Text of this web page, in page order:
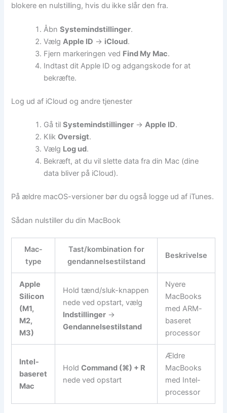
blokere en nulstilling, hvis du ikke slår den fra.
ÅbnSystemindstillinger.
VælgApple ID → iCloud.
Fjern markeringen ved Find My Mac.
Indtast dit Apple ID og adgangskode for at
bekræfte.
Log ud af iCloud og andre tjenester
Gå tilSystemindstillinger →Apple ID.
KlikOversigt.
Vælg Log ud.
Bekræft, at du vil slette data fra din Mac (dine
data bliver på iCloud).
På ældre macOS-versioner bør du også logge ud af iTunes.
Sådan nulstiller du din MacBook
Mac-
type
Tast/kombination for
gendannelsestilstand
Beskrivelse
Apple
Silicon
(M1,
M2,
M3)
Hold tænd/sluk-knappen
nede ved opstart, vælg
Indstillinger →
Gendannelsestilstand
Nyere
MacBooks
med ARM-
baseret
processor
Intel-
baseret
Mac
HoldCommand (⌘) + R
nede ved opstart
Ældre
MacBooks
med Intel-
processor